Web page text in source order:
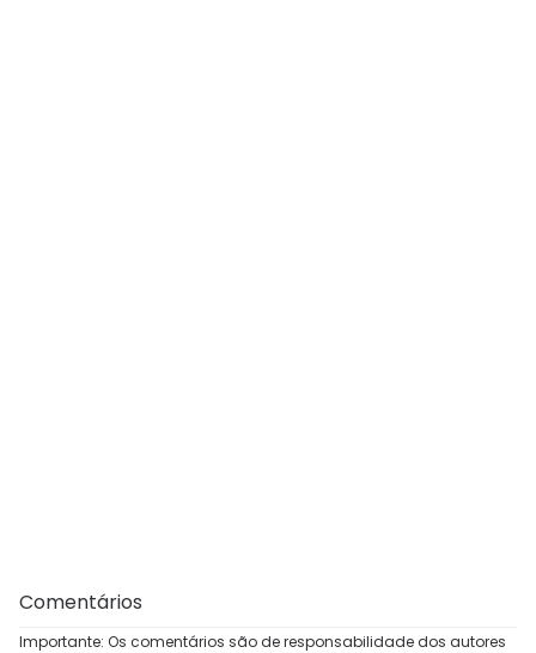
Comentários
Importante: Os comentários são de responsabilidade dos autores